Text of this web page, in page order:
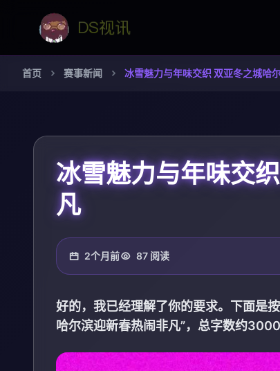
首页 赛事新闻 冰雪魅力与年味交织 双亚冬之城哈
冰雪魅力与年味交
凡
2个月前 87 阅读
好的，我已经理解了你的要求。下面是
哈尔滨迎新春热闹非凡”，总字数约